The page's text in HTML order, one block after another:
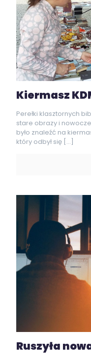
Kiermasz
Perełki klasztornych
stare obrazy i
było znaleźć na
który odbył się […]
Ruszyła